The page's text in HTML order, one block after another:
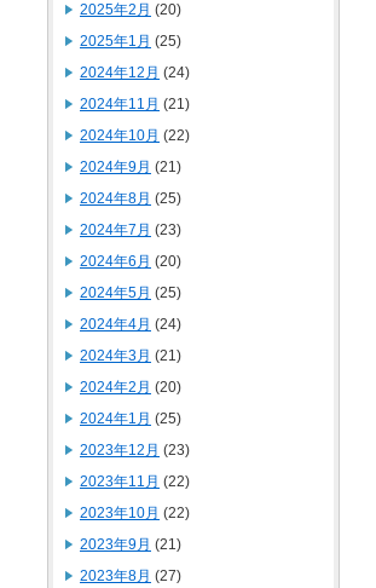
2025年2月 (20)
2025年1月 (25)
2024年12月 (24)
2024年11月 (21)
2024年10月 (22)
2024年9月 (21)
2024年8月 (25)
2024年7月 (23)
2024年6月 (20)
2024年5月 (25)
2024年4月 (24)
2024年3月 (21)
2024年2月 (20)
2024年1月 (25)
2023年12月 (23)
2023年11月 (22)
2023年10月 (22)
2023年9月 (21)
2023年8月 (27)